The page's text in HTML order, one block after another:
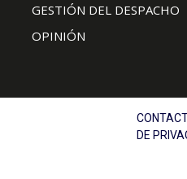
GESTIÓN DEL DESPACHO
OPINIÓN
DE